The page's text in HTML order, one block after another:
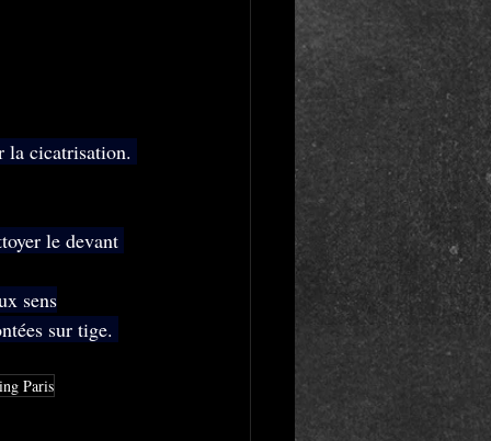
la cicatrisation.
le devant
sens
sur tige.
Paris